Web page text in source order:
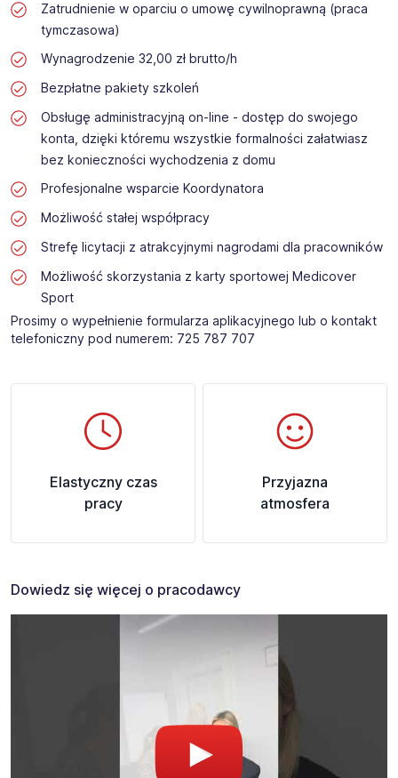
Zatrudnienie w oparciu o umowę cywilnoprawną (praca
tymczasowa)
Wynagrodzenie 32,00 zł brutto/h
Bezpłatne pakiety szkoleń
Obsługę administracyjną on-line - dostęp do swojego
konta, dzięki któremu wszystkie formalności załatwiasz
bez konieczności wychodzenia z domu
Profesjonalne wsparcie Koordynatora
Możliwość stałej współpracy
Strefę licytacji z atrakcyjnymi nagrodami dla pracowników
Możliwość skorzystania z karty sportowej Medicover
Sport
Prosimy o wypełnienie formularza aplikacyjnego lub o kontakt
telefoniczny pod numerem: 725 787 707​
Elastyczny czas
pracy
Przyjazna
atmosfera
Dowiedz się więcej o pracodawcy